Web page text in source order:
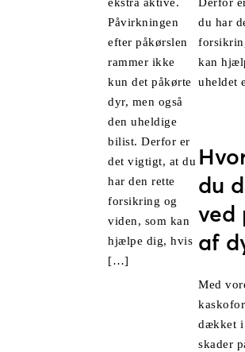
Påvirkningen
efter påkørslen
rammer ikke
kun det påkørte
dyr, men også
den uheldige
bilist. Derfor er
det vigtigt, at du
har den rette
forsikring og
viden, som kan
hjælpe dig, hvis
[…]
du har
kan
uheldet
du
ved
af
Med
dækket
skader